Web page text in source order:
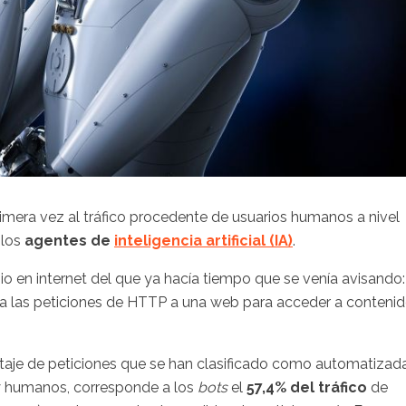
vez al tráfico procedente de usuarios humanos a nivel
agentes de inteligencia artificial (IA).
en internet del que ya hacía tiempo que se venía avisando:
peticiones de HTTP a una web para acceder a
de peticiones que se han clasificado como
corresponde a los botsel 57,4% del tráfico de